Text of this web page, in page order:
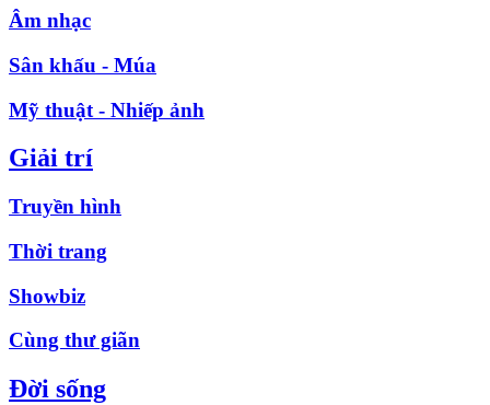
Âm nhạc
Sân khấu - Múa
Mỹ thuật - Nhiếp ảnh
Giải trí
Truyền hình
Thời trang
Showbiz
Cùng thư giãn
Đời sống